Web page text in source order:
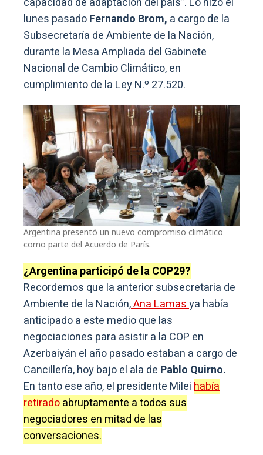
lunes pasadoFernando Brom, a cargo de la
Subsecretaría de Ambiente de la Nación,
durante la Mesa Ampliada del Gabinete
Nacional de Cambio Climático, en
cumplimiento de la Ley N.º 27.520.
Argentina presentó un nuevo compromiso climático
como parte del Acuerdo de París.
¿Argentina participó de la COP29?
Recordemos que la anterior subsecretaria de
Ambiente de la Nación,Ana Lamasya había
anticipado a este medio que las
negociaciones para asistir a la COP en
Azerbaiyán el año pasado estaban a cargo de
Cancillería, hoy bajo el ala de Pablo Quirno.
En tanto ese año, el presidente Mileihabía
retiradoabruptamente a todos sus
negociadores en mitad de las
conversaciones.